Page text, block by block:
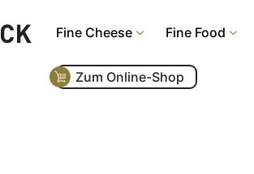
Fine Cheese Fine Food
Zum Online-Shop